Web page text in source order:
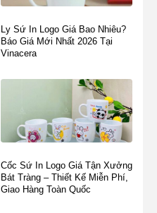
Ly Sứ In Logo Giá Bao Nhiêu?
Báo Giá Mới Nhất 2026 Tại
Vinacera
Cốc Sứ In Logo Giá Tận Xưởng
Bát Tràng – Thiết Kế Miễn Phí,
Giao Hàng Toàn Quốc